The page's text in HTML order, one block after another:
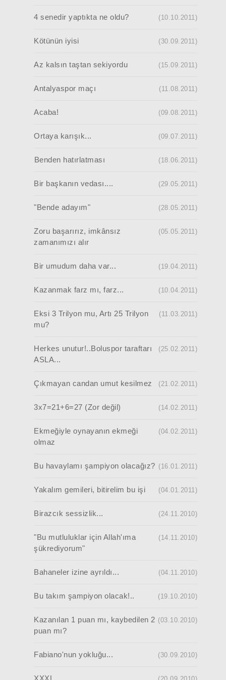
4 senedir yaptıkta ne oldu? (10.10.2011)
Kötünün iyisi (30.09.2011)
Az kalsın taştan sekiyordu (15.09.2011)
Antalyaspor maçı (11.08.2011)
Acaba! (09.08.2011)
Ortaya karışık... (09.07.2011)
Benden hatırlatması (18.06.2011)
Bir başkanın vedası.... (29.05.2011)
"Bende adayım" (28.05.2011)
Zoru başarırız, imkânsız
zamanımızı alır
(05.05.2011)
Bir umudum daha var... (19.04.2011)
Kazanmak farz mı, farz... (10.04.2011)
Eksi 3 Trilyon mu, Artı 25 Trilyon
mu?
(11.03.2011)
Herkes unutur!..Boluspor taraftarı
ASLA...
(25.02.2011)
Çıkmayan candan umut kesilmez (21.02.2011)
3x7=21+6=27 (Zor değil) (14.02.2011)
Ekmeğiyle oynayanın ekmeği
olmaz
(04.02.2011)
Bu havaylamı şampiyon olacağız? (16.01.2011)
Yakalım gemileri, bitirelim bu işi (04.01.2011)
Birazcık sessizlik... (24.11.2010)
"Bu mutluluklar için Allah'ıma
şükrediyorum"
(14.11.2010)
Bahaneler izine ayrıldı... (04.11.2010)
Bu takım şampiyon olacak!.. (19.10.2010)
Kazanılan 1 puan mı, kaybedilen 2
puan mı?
(03.10.2010)
Fabiano'nun yokluğu... (30.09.2010)